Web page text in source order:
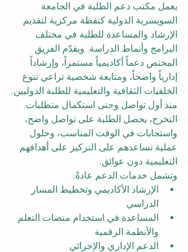
يعمل مكتب دعم الطلبة في الجامعة
السويسرية الدولية كنقطة مركزية لتقديم
الإرشاد والمساعدة للطلبة في مختلف
البرامج وأنماط الدراسة. ويقدّم الفريق
المختص دعماً أكاديمياً مستمراً، وإرشاداً
إدارياً واضحاً، ومتابعة شخصية تراعي تنوع
الخلفيات الثقافية والتعليمية للطلبة الدوليين.
منذ أول تواصل وحتى استكمال متطلبات
التخرج، يحصل الطلبة على تواصل واضح،
واستجابات في الوقت المناسب، وحلول
عملية تساعدهم على التركيز على أهدافهم
التعليمية دون عوائق.
وتشمل خدمات الدعم عادةً:
الإرشاد الأكاديمي وتخطيط المسار
الدراسي
المساعدة في استخدام منصات التعلم
والأنظمة الرقمية
الدعم الإداري والإجرائي